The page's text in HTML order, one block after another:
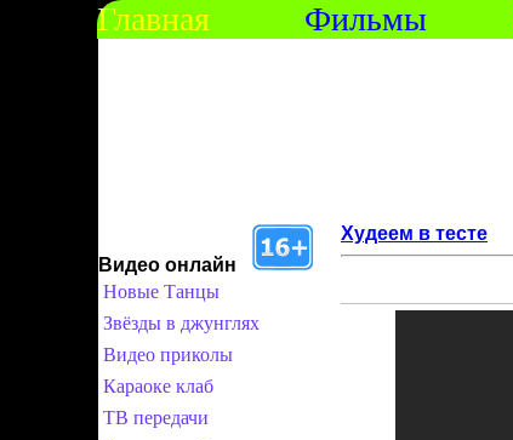
Главная Фильмы
Видео онлайн
Новые Танцы
Звёзды в джунглях
Видео приколы
Караоке клаб
ТВ передачи
Худеем в тесте